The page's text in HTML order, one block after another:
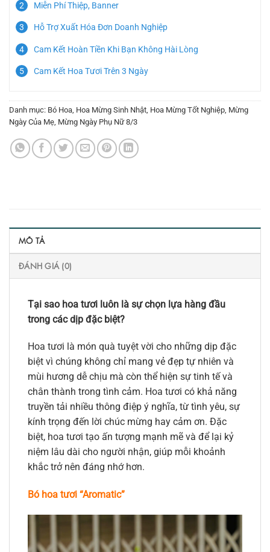
Miễn Phí Thiệp, Banner
Hỗ Trợ Xuất Hóa Đơn Doanh Nghiệp
Cam Kết Hoàn Tiền Khi Bạn Không Hài Lòng
Cam Kết Hoa Tươi Trên 3 Ngày
Danh mục: Bó Hoa Hoa Mừng Sinh Nhật Hoa Mừng Tốt Nghiệp Mừng
Ngày Của Mẹ Mừng Ngày Phụ Nữ 8/3
MÔ TẢ
ĐÁNH GIÁ (0)
Tại sao hoa tươi luôn là sự chọn lựa hàng đầu
trong các dịp đặc biệt?
Hoa tươi là món quà tuyệt vời cho những dịp đặc
biệt vì chúng không chỉ mang vẻ đẹp tự nhiên và
mùi hương dễ chịu mà còn thể hiện sự tinh tế và
chân thành trong tình cảm. Hoa tươi có khả năng
truyền tải nhiều thông điệp ý nghĩa, từ tình yêu, sự
kính trọng đến lời chúc mừng hay cảm ơn. Đặc
biệt, hoa tươi tạo ấn tượng mạnh mẽ và để lại kỷ
niệm lâu dài cho người nhận, giúp mỗi khoảnh
khắc trở nên đáng nhớ hơn.
Bó hoa tươi “Aromatic”